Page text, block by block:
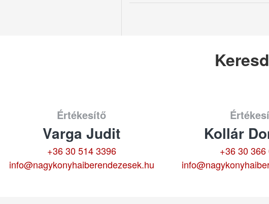
Értékesítő
Varga Judit
+36 30 514 3396
info@nagykonyhaiberendezesek.hu
Kollár
+36 30 366